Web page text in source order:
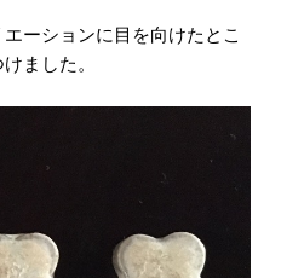
ーションに目を向けたとこ
ました。